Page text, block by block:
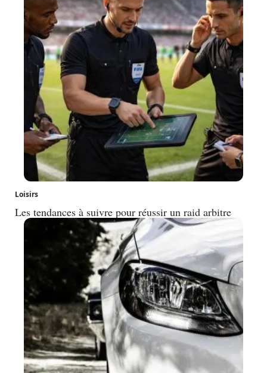
Loisirs
Les tendances à suivre pour réussir un raid arbitre